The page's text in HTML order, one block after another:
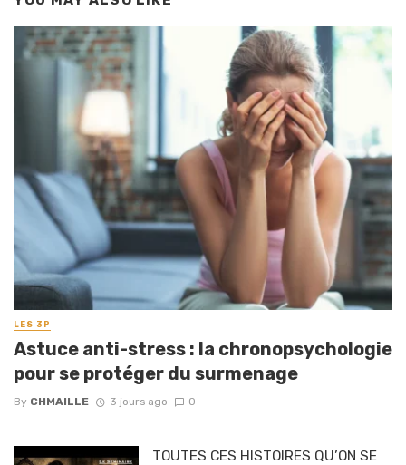
LES 3P
Astuce anti-stress : la chronopsychologie
pour se protéger du surmenage
By CHMAILLE 3 jours ago 0
TOUTES CES HISTOIRES QU’ON SE